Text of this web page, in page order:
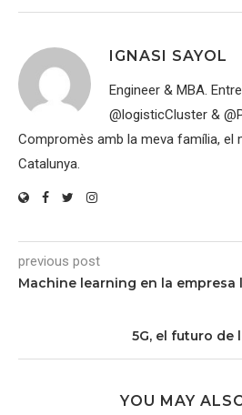
IGNASI SAYOL
Engineer & MBA.
@logisticCluster &
Compromès amb la meva família, el
Catalunya.
previous post
Machine learning en la empresa
5G, el futuro de
YOU MAY